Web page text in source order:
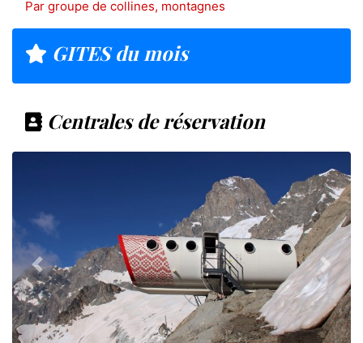
Par groupe de collines, montagnes
GITES du mois
Centrales de réservation